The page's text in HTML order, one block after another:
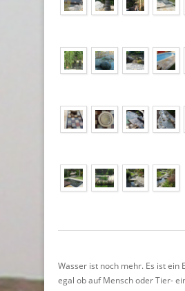
Wasser ist noch mehr. Es ist ein
egal ob auf Mensch oder Tier-